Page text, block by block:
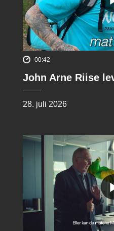
00:42
John Arne Riise
28. juli 2026